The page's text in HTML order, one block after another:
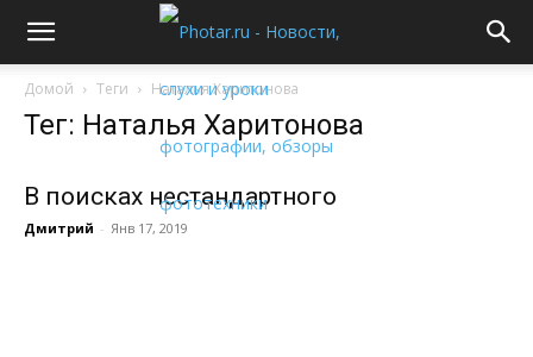
Домой Теги Наталья Харитонова
Тег: Наталья Харитонова
В поисках нестандартного
Дмитрий - Янв 17, 2019